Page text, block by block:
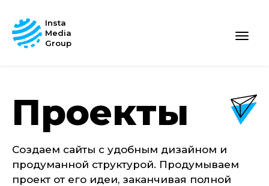
Insta
Media
Group
Проекты
Создаем сайты с удобным дизайном и
продуманной структурой. Продумываем
проект от его идеи, заканчивая полной